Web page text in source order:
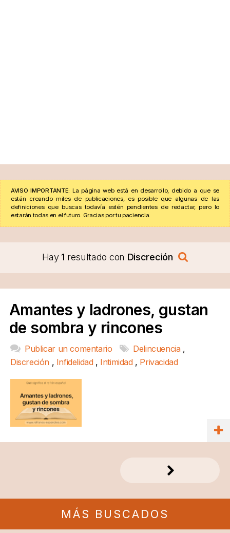
AVISO IMPORTANTE: La página web está en desarrollo, debido a que se
están creando miles de publicaciones, es posible que algunas de las
definiciones que buscas todavía estén pendientes de redactar, pero lo
estarán todas en el futuro. Gracias por tu paciencia.
Hay 1 resultado con Discreción
Amantes y ladrones, gustan
de sombra y rincones
Publicar un comentario Delincuencia ,
Discreción , Infidelidad , Intimidad , Privacidad
MÁS BUSCADOS